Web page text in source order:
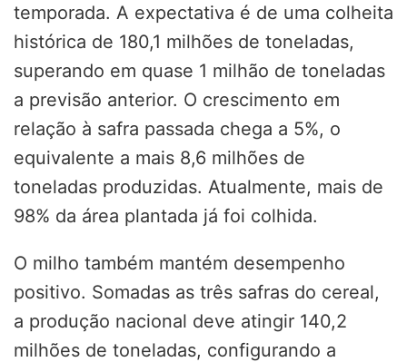
temporada. A expectativa é de uma colheita
histórica de 180,1 milhões de toneladas,
superando em quase 1 milhão de toneladas
a previsão anterior. O crescimento em
relação à safra passada chega a 5%, o
equivalente a mais 8,6 milhões de
toneladas produzidas. Atualmente, mais de
98% da área plantada já foi colhida.
O milho também mantém desempenho
positivo. Somadas as três safras do cereal,
a produção nacional deve atingir 140,2
milhões de toneladas, configurando a